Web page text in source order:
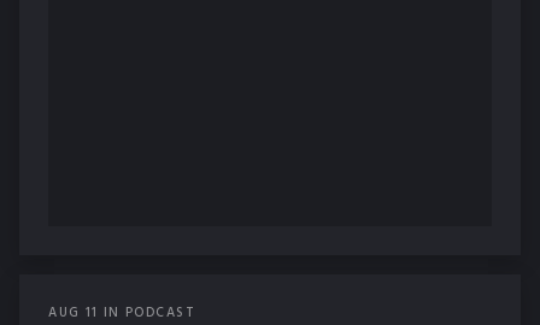
AUG 11 IN PODCAST